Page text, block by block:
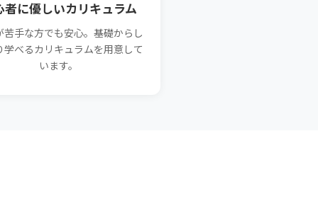
者に優しいカリキュラム
苦手な方でも安心。基礎からし
学べるカリキュラムを用意して
います。